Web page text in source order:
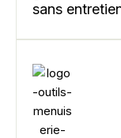
sans